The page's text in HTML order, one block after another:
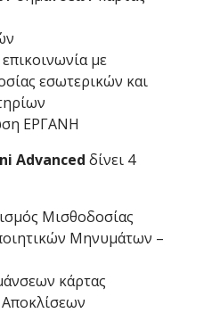
με
εσωτερικών και
ΕΡΓΑΝΗ
Advancedδίνει 4
Μισθοδοσίας
Μηνυμάτων –
κάρτας